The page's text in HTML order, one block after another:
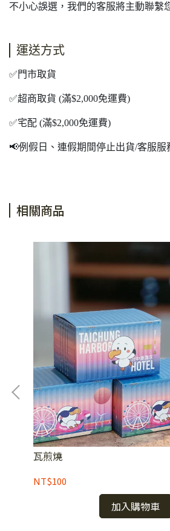
不小心誤選，我們的客服將主動聯繫
運送方式
✅門市取貨
✅超商取貨 (滿$2,000免運費)
✅宅配 (滿$2,000免運費)
📢例假日、連假期間停止出貨/客服服
相關商品
瓦煎燒
NT$100
加入購物車